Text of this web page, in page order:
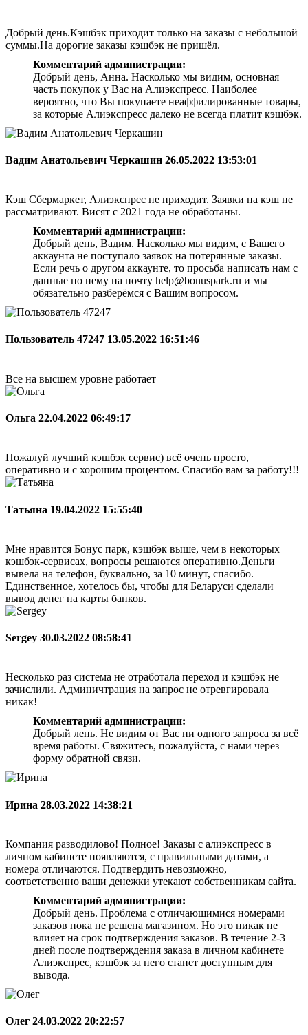
Добрый день.Кэшбэк приходит только на заказы с небольшой
суммы.На дорогие заказы кэшбэк не пришёл.
Комментарий администрации:
Добрый день, Анна. Насколько мы видим, основная
часть покупок у Вас на Алиэкспресс. Наиболее
вероятно, что Вы покупаете неаффилированные товары,
за которые Алиэкспресс далеко не всегда платит кэшбэк.
Вадим Анатольевич Черкашин 26.05.2022 13:53:01
Кэш Сбермаркет, Алиэкспрес не приходит. Заявки на кэш не
рассматривают. Висят с 2021 года не обработаны.
Комментарий администрации:
Добрый день, Вадим. Насколько мы видим, с Вашего
аккаунта не поступало заявок на потерянные заказы.
Если речь о другом аккаунте, то просьба написать нам с
данные по нему на почту help@bonuspark.ru и мы
обязательно разберёмся с Вашим вопросом.
Пользователь 47247 13.05.2022 16:51:46
Все на высшем уровне работает
Ольга 22.04.2022 06:49:17
Пожалуй лучший кэшбэк сервис) всё очень просто,
оперативно и с хорошим процентом. Спасибо вам за работу!!!
Татьяна 19.04.2022 15:55:40
Мне нравится Бонус парк, кэшбэк выше, чем в некоторых
кэшбэк-сервисах, вопросы решаются оперативно.Деньги
вывела на телефон, буквально, за 10 минут, спасибо.
Единственное, хотелось бы, чтобы для Беларуси сделали
вывод денег на карты банков.
Sergey 30.03.2022 08:58:41
Несколько раз система не отработала переход и кэшбэк не
зачислили. Админичтрация на запрос не отревгировала
никак!
Комментарий администрации:
Добрый лень. Не видим от Вас ни одного запроса за всё
время работы. Свяжитесь, пожалуйста, с нами через
форму обратной связи.
Ирина 28.03.2022 14:38:21
Компания разводилово! Полное! Заказы с алиэкспресс в
личном кабинете появляются, с правильными датами, а
номера отличаются. Подтвердить невозможно,
соответственно ваши денежки утекают собственникам сайта.
Комментарий администрации:
Добрый день. Проблема с отличающимися номерами
заказов пока не решена магазином. Но это никак не
влияет на срок подтверждения заказов. В течение 2-3
дней после подтверждения заказа в личном кабинете
Алиэкспрес, кэшбэк за него станет доступным для
вывода.
Олег 24.03.2022 20:22:57